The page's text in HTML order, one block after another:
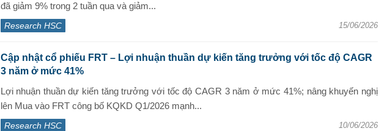
đã giảm 9% trong 2 tuần qua và giảm...
Research HSC 15/06/2026
Cập nhật cổ phiếu FRT – Lợi nhuận thuần dự kiến tăng trưởng với tốc độ CAGR
3 năm ở mức 41%
Lợi nhuận thuần dự kiến tăng trưởng với tốc độ CAGR 3 năm ở mức 41%; nâng khuyến nghị
lên Mua vào FRT công bố KQKD Q1/2026 mạnh...
Research HSC 10/06/2026